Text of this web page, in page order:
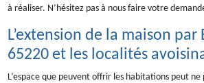
à réaliser. N’hésitez pas à nous faire votre
L’extension de la maison par
65220 et les localités
L’espace que peuvent offrir les habitations peut